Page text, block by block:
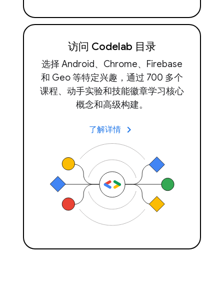
访问 Codelab 目录
选择 Android、Chrome、Firebase
和 Geo 等特定兴趣，通过 700 多个
课程、动手实验和技能徽章学习核心
概念和高级构建。
了解详情 keyboard_arrow_right